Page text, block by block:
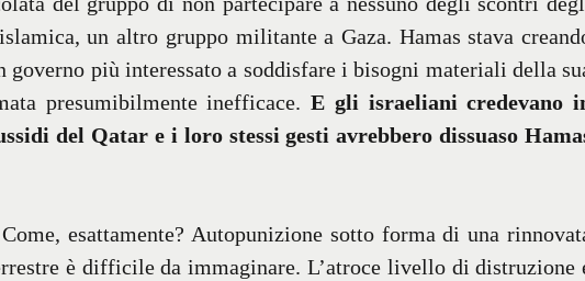
un altro gruppo militante a Gaza. Hamas stava
governo più interessato a soddisfare i bisogni materiali della
presumibilmente inefficace.E gli israeliani credevano
del Qatar e i loro stessi gesti avrebbero dissuaso
esattamente? Autopunizione sotto forma di una
è difficile da immaginare. L’atroce livello di distruzione